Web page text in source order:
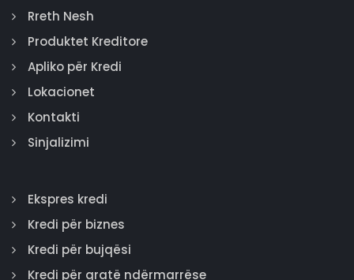
Rreth Nesh
Produktet Kreditore
Apliko për Kredi
Lokacionet
Kontakti
Sinjalizimi
Ekspres kredi
Kredi për biznes
Kredi për bujqësi
Kredi për gratë ndërmarrëse